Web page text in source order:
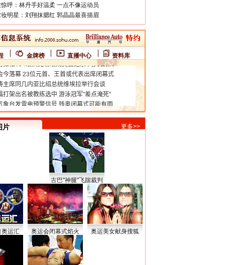
呼：林丹手好温柔 一点不像运动员
明星：刘翔抹腮红 郭晶晶最喜描眉
金牌榜 直播中心 资料库
片 更多>>
古巴"神腿"飞踹裁判
奥运汇 奥运会闭幕式焰火 奥运美女献身搜狐